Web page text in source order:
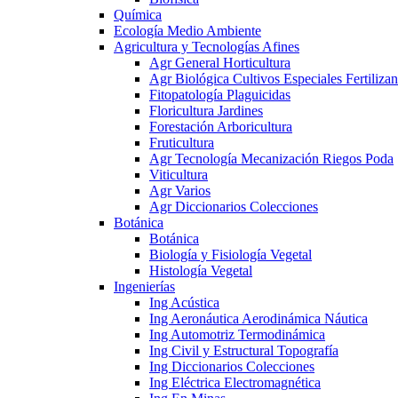
Química
Ecología Medio Ambiente
Agricultura y Tecnologías Afines
Agr General Horticultura
Agr Biológica Cultivos Especiales
Fitopatología Plaguicidas
Floricultura Jardines
Forestación Arboricultura
Fruticultura
Agr Tecnología Mecanización Riegos Poda
Viticultura
Agr Varios
Agr Diccionarios Colecciones
Botánica
Botánica
Biología y Fisiología Vegetal
Histología Vegetal
Ingenierías
Ing Acústica
Ing Aeronáutica Aerodinámica Náutica
Ing Automotriz Termodinámica
Ing Civil y Estructural Topografía
Ing Diccionarios Colecciones
Ing Eléctrica Electromagnética